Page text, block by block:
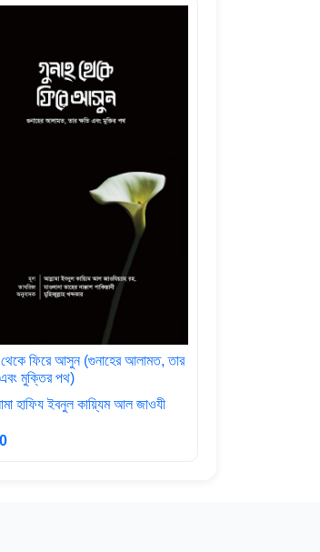
থেকে ফিরে আসুন (গুনাহের আলামত, তার
মুক্তির পথ)
হাফিয ইবনুল কায়্যিম আল জাওযী